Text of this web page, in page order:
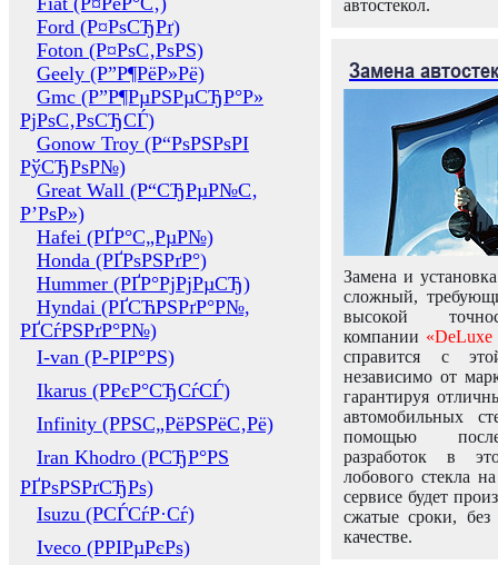
Ford (Р¤РѕСЂРґ)
Foton (Р¤РѕС‚РѕРЅ)
Geely (Р”Р¶РёР»Рё)
Gmc (Р”Р¶РµРЅРµСЂР°Р»
РјРѕС‚РѕСЂСЃ)
Gonow Troy (Р“РѕРЅРѕРІ
РўСЂРѕР№)
Great Wall (Р“СЂРµР№С‚
Р’РѕР»)
Hafei (РҐР°С„РµР№)
Honda (РҐРѕРЅРґР°)
Hummer (РҐР°РјРјРµСЂ)
Hyndai (РҐСЋРЅРґР°Р№,
РҐСѓРЅРґР°Р№)
I-van (Р-РІР°РЅ)
Ikarus (РРєР°СЂСѓСЃ)
Infinity (РРЅС„РёРЅРёС‚Рё)
Iran Khodro (РСЂР°РЅ
РҐРѕРЅРґСЂРѕ)
Isuzu (РСЃСѓР·Сѓ)
Iveco (РРІРµРєРѕ)
автостекол.
Замена
Замена и
сложный,
высокой
компании «DeLuxe
справится с
независимо от
гарантируя
автомобильных
помощью
разработок в
лобового стекла
сервисе будет
сжатые сроки,
качестве.